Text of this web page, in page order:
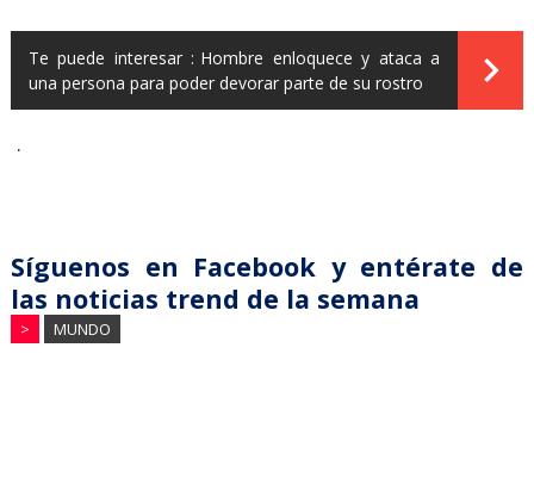
Te puede interesar : Hombre enloquece y ataca a
una persona para poder devorar parte de su rostro
.
Síguenos en Facebook y entérate de
las noticias trend de la semana
> MUNDO